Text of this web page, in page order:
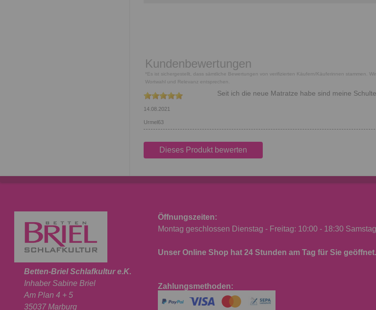
Kundenbewertungen
*Es ist sichergestellt, dass sämtliche Bewertungen von verifizierten Käufern/Käuferinnen stammen.
Wortwahl und Relevanz entsprechen.
Urmel63
14.08.2021
Seit ich die neue Matratze habe sind meine
Dieses Produkt bewerten
Betten-Briel Schlafkultur e.K.
Inhaber Sabine Briel
Am Plan 4 + 5
35037 Marburg
Öffnungszeiten:
Montag geschlossen Dienstag - Freitag: 10:00 - 18:30
Unser Online Shop hat 24 Stunden am Tag für Sie geöffnet.
Zahlungsmethoden: